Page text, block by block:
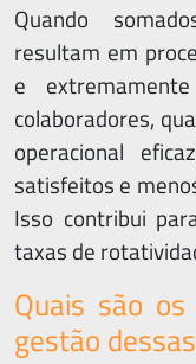
Quando
resultam em
e
colaboradores,
operacional
satisfeitos e
Isso contribui
taxas de
Quais são
gestão